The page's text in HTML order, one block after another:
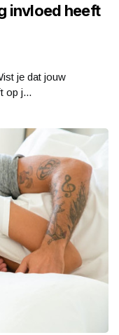
invloed heeft
je dat jouw
op j...